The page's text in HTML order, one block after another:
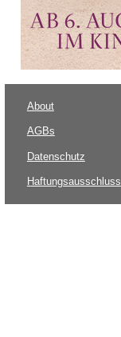
About
AGBs
Datenschutz
Haftungsausschluss